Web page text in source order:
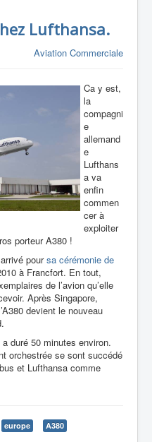
Lufthansa.
Aviation Commerciale
Ca y est,
la
compagni
e
allemand
e
Lufthans
a va
enfin
commen
cer à
exploiter
porteur A380 !
poursa cérémonie de
à Francfort. En tout,
de l’avion qu’elle
Après Singapore,
devient le nouveau
duré 50 minutes environ.
orchestrée se sont succédé
et Lufthansa comme
europe
A380